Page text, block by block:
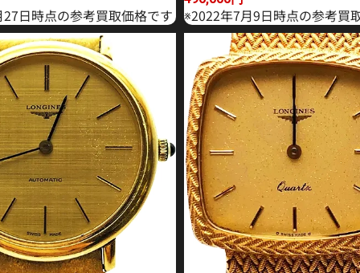
日時点の参考買取価格です
※2022年7月9日時点の参考買